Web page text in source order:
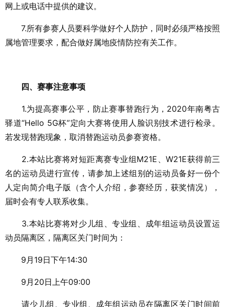
网上或电话中提供的建议。
7.所有参赛人员要科学做好个人防护，同时必须严格按照
属地管理要求，配合做好属地疫情防控有关工作。
四、赛事注意事项
1.为提高赛事公平，防止赛事替跑行为，2020年南粤古
驿道“Hello 5G杯”定向大赛将使用人脸识别技术进行检录。
若发现替跑现象，取消替跑运动员参赛资格。
2.本站比赛将对短距离赛专业组M21E、W21E获得前三
名的运动员进行宣传，请参加上述组别的运动员备好一份个
人定向简介电子版（含个人介绍，参赛经历，获奖情况），
届时会有专人联系收集。
3.本站比赛将对少儿组、专业组、成年组运动员设置运
动员隔离区，隔离区关门时间为：
9月19日下午14:30
9月20日上午09:00
请少儿组、专业组、成年组运动员在隔离区关门时间前